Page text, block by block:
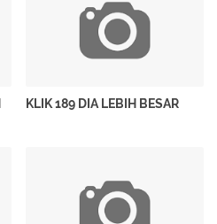
KLIK 189 DIA LEBIH BESAR